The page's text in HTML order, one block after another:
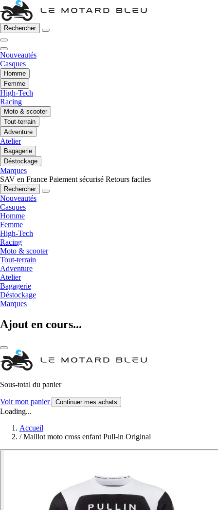
Rechercher
Nouveautés
Casques
Homme
Femme
High-Tech
Racing
Moto & scooter
Tout-terrain
Adventure
Atelier
Bagagerie
Déstockage
Marques
SAV en France Paiement sécurisé Retours faciles
Rechercher
Nouveautés
Casques
Homme
Femme
High-Tech
Racing
Moto & scooter
Tout-terrain
Adventure
Atelier
Bagagerie
Déstockage
Marques
Ajout en cours...
Sous-total du panier
Voir mon panier Continuer mes achats
Loading...
Accueil
/ Maillot moto cross enfant Pull-in Original